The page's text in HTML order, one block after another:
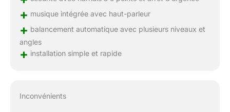
+ musique intégrée avec haut-parleur
+ balancement automatique avec plusieurs niveaux et
angles
+ installation simple et rapide
Inconvénients